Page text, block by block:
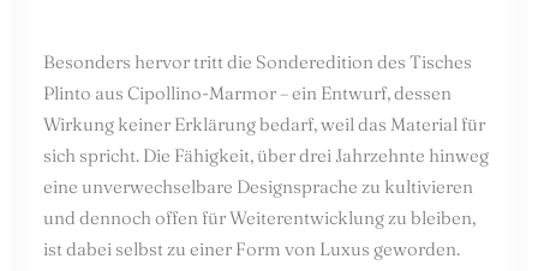
Besonders hervor tritt die Sonderedition des Tisches
Plinto aus Cipollino-Marmor – ein Entwurf, dessen
Wirkung keiner Erklärung bedarf, weil das Material für
sich spricht. Die Fähigkeit, über drei Jahrzehnte hinweg
eine unverwechselbare Designsprache zu kultivieren
und dennoch offen für Weiterentwicklung zu bleiben,
ist dabei selbst zu einer Form von Luxus geworden.